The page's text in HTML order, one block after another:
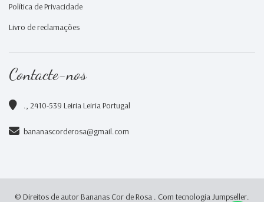
Política de Privacidade
Livro de reclamações
Contacte-nos
., 2410-539 Leiria Leiria Portugal
bananascorderosa@gmail.com
© Direitos de autor Bananas Cor de Rosa . Com tecnologia Jumpseller.